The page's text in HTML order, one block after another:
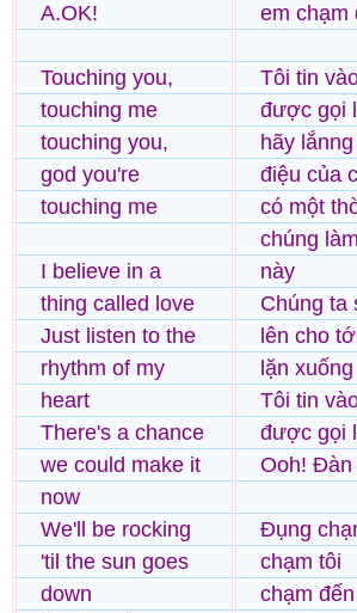
A.OK!
Touching you,
touching me
touching you,
god you're
touching me
I believe in a
thing called love
Just listen to the
rhythm of my
heart
There's a chance
we could make it
now
We'll be rocking
'til the sun goes
down
em chạm
Tôi tin
được gọi
hãy
điệu của
có một
chúng
này
Chúng ta
lên cho
lặn xuống
Tôi tin
được gọi
Ooh! Đàn
Đụng
chạm tôi
chạm